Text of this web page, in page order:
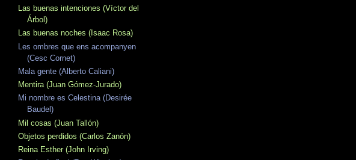
Las buenas intenciones (Víctor del
Árbol)
Las buenas noches (Isaac Rosa)
Les ombres que ens acompanyen
(Cesc Cornet)
Mala gente (Alberto Caliani)
Mentira (Juan Gómez-Jurado)
Mi nombre es Celestina (Desirée
Baudel)
Mil cosas (Juan Tallón)
Objetos perdidos (Carlos Zanón)
Reina Esther (John Irving)